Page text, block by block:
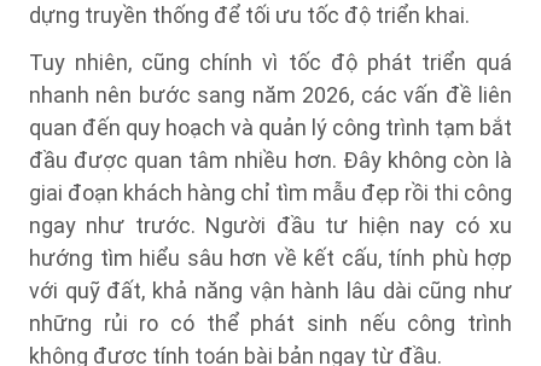
dựng truyền thống để tối ưu tốc độ triển khai.
Tuy nhiên, cũng chính vì tốc độ phát triển quá
nhanh nên bước sang năm 2026, các vấn đề liên
quan đến quy hoạch và quản lý công trình tạm bắt
đầu được quan tâm nhiều hơn. Đây không còn là
giai đoạn khách hàng chỉ tìm mẫu đẹp rồi thi công
ngay như trước. Người đầu tư hiện nay có xu
hướng tìm hiểu sâu hơn về kết cấu, tính phù hợp
với quỹ đất, khả năng vận hành lâu dài cũng như
những rủi ro có thể phát sinh nếu công trình
không được tính toán bài bản ngay từ đầu.